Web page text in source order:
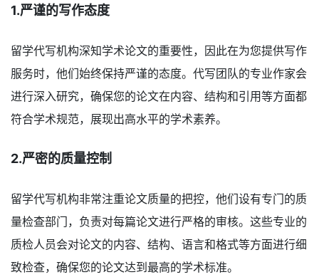
1.严谨的写作态度
留学代写机构深知学术论文的重要性，因此在为您提供写作
服务时，他们始终保持严谨的态度。代写团队的专业作家会
进行深入研究，确保您的论文在内容、结构和引用等方面都
符合学术规范，展现出高水平的学术素养。
2.严密的质量控制
留学代写机构非常注重论文质量的把控，他们设有专门的质
量检查部门，负责对每篇论文进行严格的审核。这些专业的
质检人员会对论文的内容、结构、语言和格式等方面进行细
致检查，确保您的论文达到最高的学术标准。